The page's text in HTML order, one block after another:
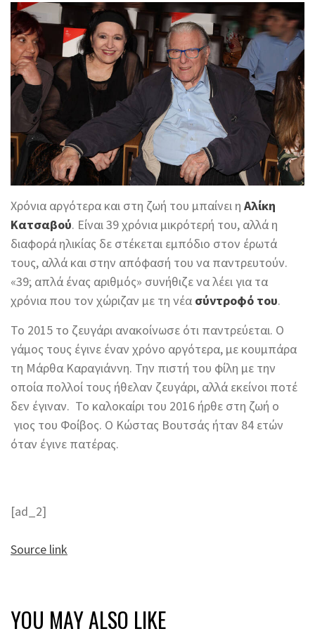
Χρόνια αργότερα και στη ζωή του μπαίνει η Αλίκη
Κατσαβού. Είναι 39 χρόνια μικρότερή του, αλλά η
διαφορά ηλικίας δε στέκεται εμπόδιο στον έρωτά
τους, αλλά και στην απόφασή του να παντρευτούν.
«39; απλά ένας αριθμός» συνήθιζε να λέει για τα
χρόνια που τον χώριζαν με τη νέα σύντροφό του.
Το 2015 το ζευγάρι ανακοίνωσε ότι παντρεύεται. Ο
γάμος τους έγινε έναν χρόνο αργότερα, με κουμπάρα
τη Μάρθα Καραγιάννη. Την πιστή του φίλη με την
οποία πολλοί τους ήθελαν ζευγάρι, αλλά εκείνοι ποτέ
δεν έγιναν. Το καλοκαίρι του 2016 ήρθε στη ζωή ο
γιος του Φοίβος. Ο Κώστας Βουτσάς ήταν 84 ετών
όταν έγινε πατέρας.
[ad_2]
Source link
YOU MAY ALSO LIKE